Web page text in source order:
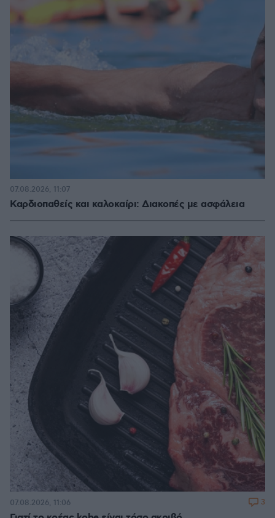
Καρδιοπαθείς και καλοκαίρι: Διακοπές με ασφάλεια
07.08.2026, 11:07
07.08.2026, 11:06 3